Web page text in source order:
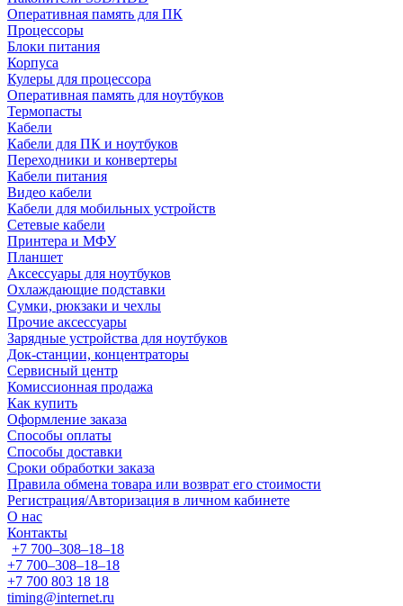
Оперативная память для ПК
Процессоры
Блоки питания
Корпуса
Кулеры для процессора
Оперативная память для ноутбуков
Термопасты
Кабели
Кабели для ПК и ноутбуков
Переходники и конвертеры
Кабели питания
Видео кабели
Кабели для мобильных устройств
Сетевые кабели
Принтера и МФУ
Планшет
Аксессуары для ноутбуков
Охлаждающие подставки
Сумки, рюкзаки и чехлы
Прочие аксессуары
Зарядные устройства для ноутбуков
Док-станции, концентраторы
Сервисный центр
Комиссионная продажа
Как купить
Оформление заказа
Способы оплаты
Способы доставки
Сроки обработки заказа
Правила обмена товара или возврат его стоимости
Регистрация/Авторизация в личном кабинете
О нас
Контакты
+7 700‒308‒18‒18
+7 700‒308‒18‒18
+7 700 803 18 18
timing@internet.ru